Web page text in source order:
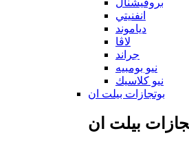
بروفيشنال
انفنيتي
دياموند
لاڤا
جراند
نيو بومبيه
نيو كلاسيك
بوتجازات بيلت ان
بيلت ان